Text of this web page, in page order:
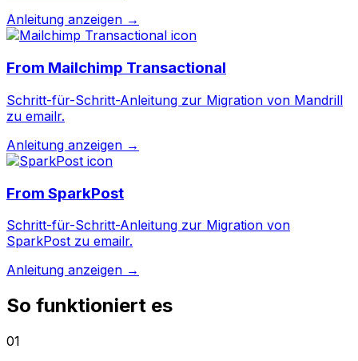
Anleitung anzeigen →
From Mailchimp Transactional
Schritt-für-Schritt-Anleitung zur Migration von Mandrill
zu emailr.
Anleitung anzeigen →
From SparkPost
Schritt-für-Schritt-Anleitung zur Migration von
SparkPost zu emailr.
Anleitung anzeigen →
So funktioniert es
01